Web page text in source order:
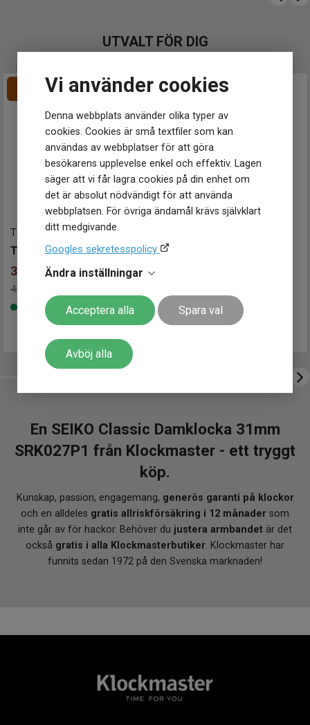
Vi använder cookies
Denna webbplats använder olika typer av
cookies. Cookies är små textfiler som kan
användas av webbplatser för att göra
besökarens upplevelse enkel och effektiv. Lagen
säger att vi får lagra cookies på din enhet om
det är absolut nödvändigt för att använda
webbplatsen. För övriga ändamål krävs självklart
ditt medgivande.
Googles sekretesspolicy
Ändra inställningar
Acceptera alla Spara val
Avböj alla
Klockmaster Örebro
Klockmaster Östersund
UTVALT FÖR DIG
T1019101103100-36 mm
TISSOT PR 100 Classic 36mm
3 836 kr
4 795 kr
Finns i lager
SKAGEN Freja 26mm
En SEIKO Classic Damklocka 31mm
SRK027P1 från Klockmaster - ett tryggt
köp.
Kunskap, passion, engagemang, generös garanti på klockor
och en alldeles gratis allriskförsäkring i 12 månader som
inte går av för hackor. Behöver du justera armbandet är det
också gratis i alla Klockmasterbutiker. Klockmaster har
funnits sedan 1972 på den Svenska marknaden!